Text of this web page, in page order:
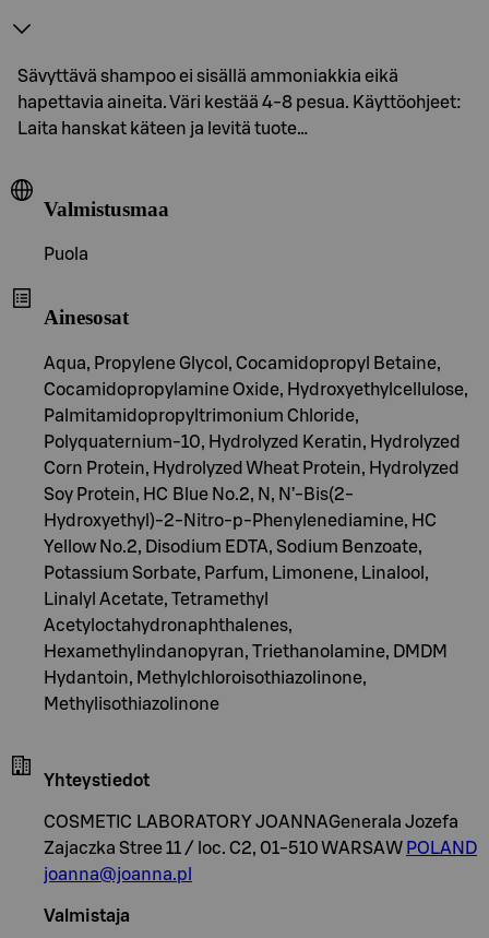
Sävyttävä shampoo ei sisällä ammoniakkia eikä
hapettavia aineita. Väri kestää 4-8 pesua. Käyttöohjeet:
Laita hanskat käteen ja levitä tuote…
Valmistusmaa
Puola
Ainesosat
Aqua, Propylene Glycol, Cocamidopropyl Betaine,
Cocamidopropylamine Oxide, Hydroxyethylcellulose,
Palmitamidopropyltrimonium Chloride,
Polyquaternium-10, Hydrolyzed Keratin, Hydrolyzed
Corn Protein, Hydrolyzed Wheat Protein, Hydrolyzed
Soy Protein, HC Blue No.2, N, N’-Bis(2-
Hydroxyethyl)-2-Nitro-p-Phenylenediamine, HC
Yellow No.2, Disodium EDTA, Sodium Benzoate,
Potassium Sorbate, Parfum, Limonene, Linalool,
Linalyl Acetate, Tetramethyl
Acetyloctahydronaphthalenes,
Hexamethylindanopyran, Triethanolamine, DMDM
Hydantoin, Methylchloroisothiazolinone,
Methylisothiazolinone
Yhteystiedot
COSMETIC LABORATORY JOANNAGenerala Jozefa
Zajaczka Stree 11 / loc. C2, 01-510 WARSAW POLAND
joanna@joanna.pl
Valmistaja